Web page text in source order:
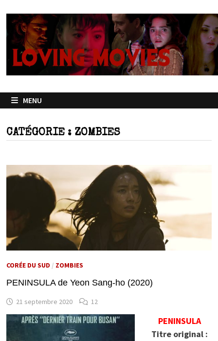
contenu
MENU
CATÉGORIE : ZOMBIES
CORÉE DU SUD / ZOMBIES
PENINSULA de Yeon Sang-ho (2020)
21 septembre 2020 12
PENINSULA
Titre original :